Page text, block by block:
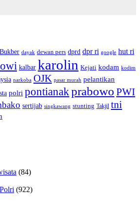
Bukber dayak dewan pers dprd dpr ri google hut ri
kalbar karolin Kejati kodam kodim
narkoba OJK pasar murah pelantikan
polri pontianakprabowo PWI
sertijab singkawang stunting Takjil tni
(84)
(922)